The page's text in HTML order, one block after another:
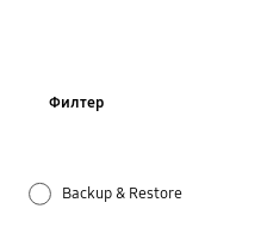
Филтер
Backup & Restore